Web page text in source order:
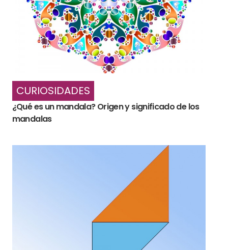
CURIOSIDADES
¿Qué es un mandala? Origen y significado de los
mandalas